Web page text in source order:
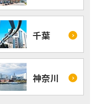
千葉
神奈川